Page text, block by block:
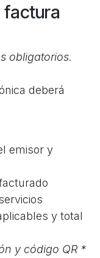
factura
obligatorios.
deberá
emisor y
y total
y código QR *